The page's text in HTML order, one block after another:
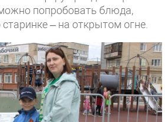
попробовать блюда,
– на открытом огне.